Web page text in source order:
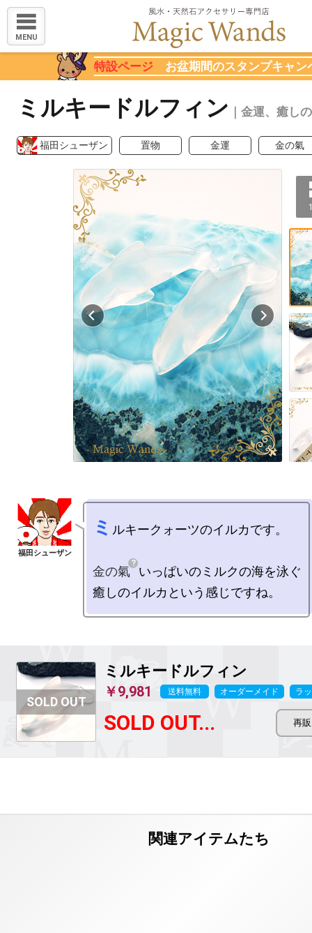
MENU
特設ページ お盆期間のスタンプキャン
ミルキードルフィン ｜金運、癒し
福田シューザン 置物 金運 金の氣
ミ ルキークォーツのイルカです。
金の氣
いっぱいのミルクの海を泳ぐ
ミルキードルフィン
￥9,981 送料無料 オーダーメイド ラ
SOLD OUT...